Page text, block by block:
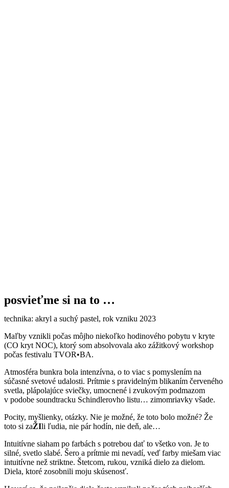
posvieťme si na to …
technika: akryl a suchý pastel, rok vzniku 2023
Maľby vznikli počas môjho niekoľko hodinového pobytu v kryte
(CO kryt NOC), ktorý som absolvovala ako zážitkový workshop
počas festivalu TVOR•BA.
Atmosféra bunkra bola intenzívna, o to viac s pomyslením na
súčasné svetové udalosti. Prítmie s pravidelným blikaním červeného
svetla, plápolajúce sviečky, umocnené i zvukovým podmazom
v podobe soundtracku Schindlerovho listu… zimomriavky všade.
Pocity, myšlienky, otázky. Nie je možné, že toto bolo možné? Že
toto si zaŽIli ľudia, nie pár hodín, nie deň, ale…
Intuitívne siaham po farbách s potrebou dať to všetko von. Je to
silné, svetlo slabé. Šero a prítmie mi nevadí, veď farby miešam viac
intuitívne než striktne. Štetcom, rukou, vzniká dielo za dielom.
Diela, ktoré zosobnili moju skúsenosť.